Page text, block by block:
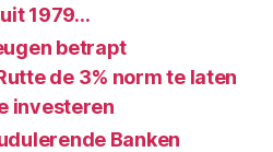
1979…
betrapt
de 3% norm te laten
investeren
Banken